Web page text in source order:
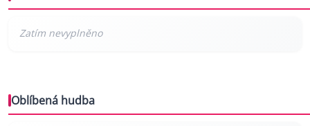
Oblíbená hudba